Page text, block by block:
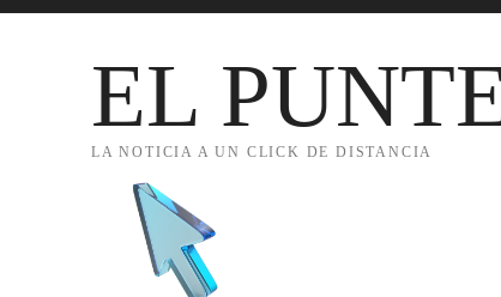
EL
LA NOTICIA A UN CLICK DE DISTANCIA